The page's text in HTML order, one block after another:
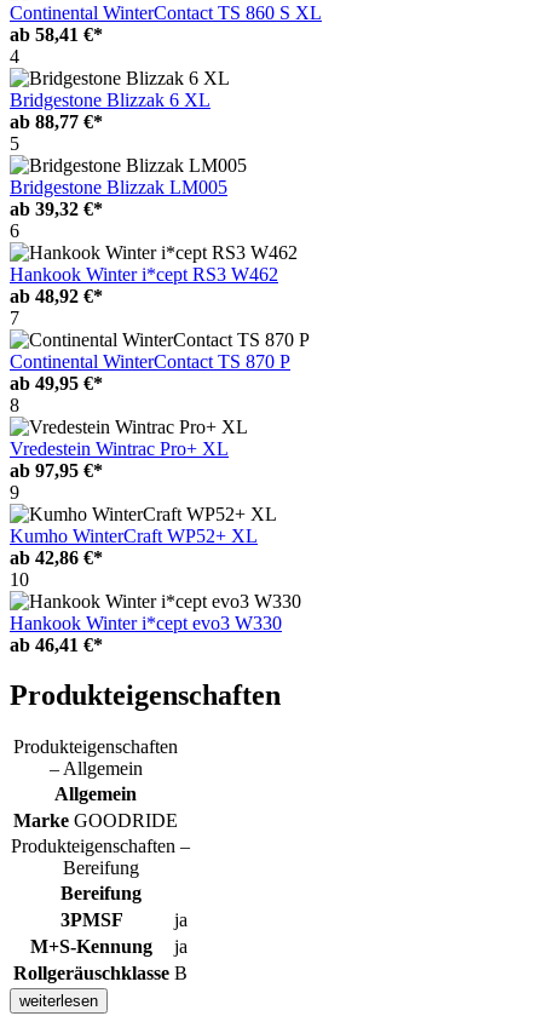
Continental WinterContact TS 860 S XL
ab 58,41 €*
4
Bridgestone Blizzak 6 XL
ab 88,77 €*
5
Bridgestone Blizzak LM005
ab 39,32 €*
6
Hankook Winter i*cept RS3 W462
ab 48,92 €*
7
Continental WinterContact TS 870 P
ab 49,95 €*
8
Vredestein Wintrac Pro+ XL
ab 97,95 €*
9
Kumho WinterCraft WP52+ XL
ab 42,86 €*
10
Hankook Winter i*cept evo3 W330
ab 46,41 €*
Produkteigenschaften
Produkteigenschaften
– Allgemein
Allgemein
Marke GOODRIDE
Produkteigenschaften –
Bereifung
Bereifung
3PMSF
ja
M+S-Kennung
ja
Rollgeräuschklasse B
weiterlesen